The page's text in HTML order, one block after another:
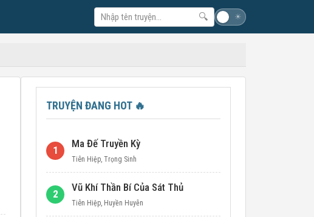
🔍 ☀
TRUYỆN ĐANG HOT 🔥
1
Ma Đế Truyền Kỳ
Tiên Hiệp, Trọng Sinh
2
Vũ Khí Thần Bí Của Sát Thủ
Tiên Hiệp, Huyền Huyễn